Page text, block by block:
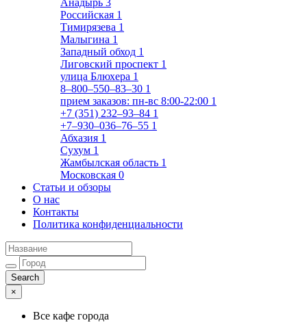
Анадырь 3
Российская 1
Тимирязева 1
Малыгина 1
Западный обход 1
Лиговский проспект 1
улица Блюхера 1
8‒800‒550‒83‒30 1
прием заказов: пн-вс 8:00-22:00 1
+7 (351) 232‒93‒84 1
+7‒930‒036‒76‒55 1
Абхазия 1
Сухум 1
Жамбылская область 1
Московская 0
Статьи и обзоры
О нас
Контакты
Политика конфиденциальности
×
Все кафе города